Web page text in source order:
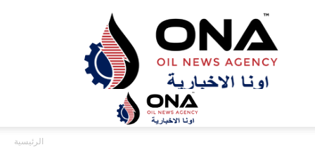
ONA™
NEWS
/
أونا
الاخبارية
الرئيسية